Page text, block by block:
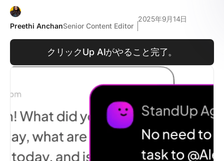
Preethi AnchanSenior Content Editor
2025年9月14日
クリックUp AIがやること完了。